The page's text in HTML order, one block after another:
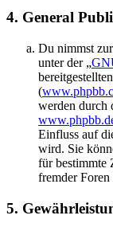
4. General
Du nimmst
unter der „
(
werden durch
Einfluss auf
wird. Sie
für bestimmte
fremder
5.